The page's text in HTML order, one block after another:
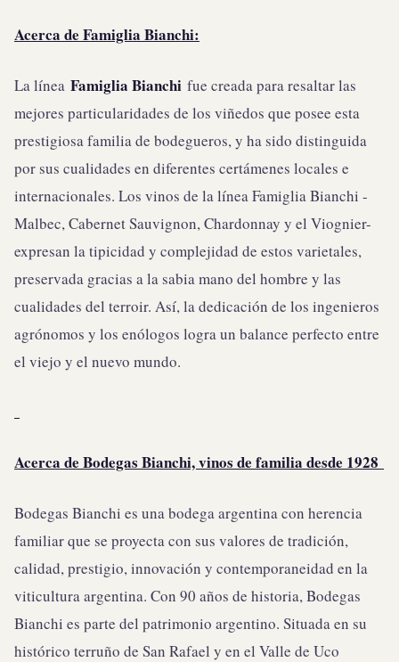
Acerca de Famiglia Bianchi:
La línea Famiglia Bianchi fue creada para resaltar las
mejores particularidades de los viñedos que posee esta
prestigiosa familia de bodegueros, y ha sido distinguida
por sus cualidades en diferentes certámenes locales e
internacionales. Los vinos de la línea Famiglia Bianchi -
Malbec, Cabernet Sauvignon, Chardonnay y el Viognier-
expresan la tipicidad y complejidad de estos varietales,
preservada gracias a la sabia mano del hombre y las
cualidades del terroir. Así, la dedicación de los ingenieros
agrónomos y los enólogos logra un balance perfecto entre
el viejo y el nuevo mundo.
Acerca de Bodegas Bianchi, vinos de familia desde 1928
Bodegas Bianchi es una bodega argentina con herencia
familiar que se proyecta con sus valores de tradición,
calidad, prestigio, innovación y contemporaneidad en la
viticultura argentina. Con 90 años de historia, Bodegas
Bianchi es parte del patrimonio argentino. Situada en su
histórico terruño de San Rafael y en el Valle de Uco